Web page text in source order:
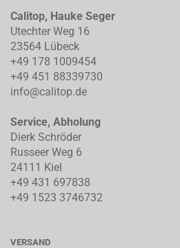
Calitop, Hauke Seger
Utechter Weg 16
23564 Lübeck
+49 178 1009454
+49 451 88339730
info@calitop.de
Service, Abholung
Dierk Schröder
Russeer Weg 6
24111 Kiel
+49 431 697838
+49 1523 3746732
VERSAND